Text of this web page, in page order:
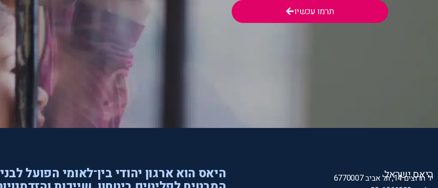
תרמו עכשיו
היאס ישראל
יד חרוצים 14, תל אביב 6770007
היאס הוא ארגון יהודי בין־לאומי הפועל